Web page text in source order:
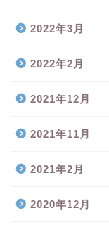
2022年3月
2022年2月
2021年12月
2021年11月
2021年2月
2020年12月